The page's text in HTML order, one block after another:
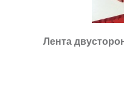
Лента